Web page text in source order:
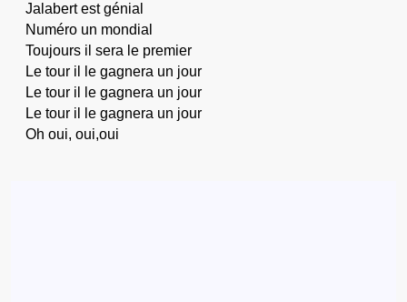
Jalabert est génial
Numéro un mondial
Toujours il sera le premier
Le tour il le gagnera un jour
Le tour il le gagnera un jour
Le tour il le gagnera un jour
Oh oui, oui,oui